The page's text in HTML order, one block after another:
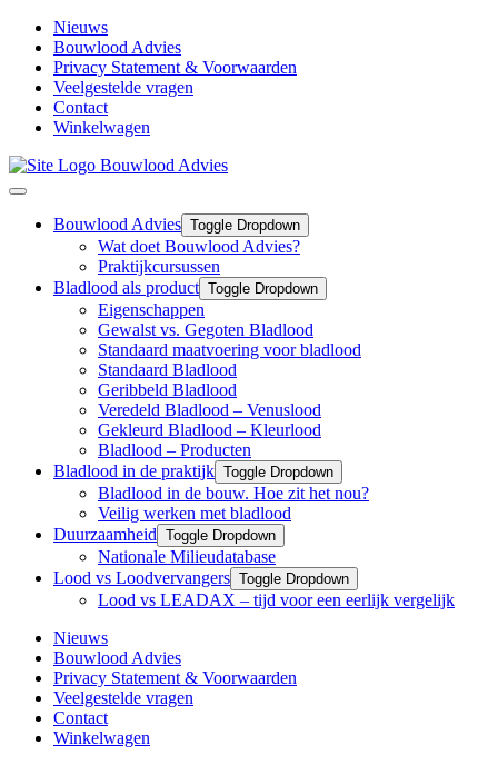
Nieuws
Bouwlood Advies
Privacy Statement & Voorwaarden
Veelgestelde vragen
Contact
Winkelwagen
Bouwlood Advies Toggle Dropdown
Wat doet Bouwlood Advies?
Praktijkcursussen
Bladlood als product Toggle Dropdown
Eigenschappen
Gewalst vs. Gegoten Bladlood
Standaard maatvoering voor bladlood
Standaard Bladlood
Geribbeld Bladlood
Veredeld Bladlood – Venuslood
Gekleurd Bladlood – Kleurlood
Bladlood – Producten
Bladlood in de praktijk Toggle Dropdown
Bladlood in de bouw. Hoe zit het nou?
Veilig werken met bladlood
Duurzaamheid Toggle Dropdown
Nationale Milieudatabase
Lood vs Loodvervangers Toggle Dropdown
Lood vs LEADAX – tijd voor een eerlijk vergelijk
Nieuws
Bouwlood Advies
Privacy Statement & Voorwaarden
Veelgestelde vragen
Contact
Winkelwagen